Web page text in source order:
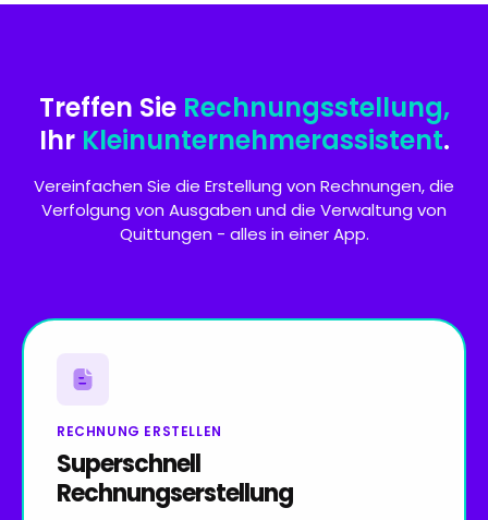
Treffen Sie Rechnungsstellung,
Ihr Kleinunternehmerassistent.
Vereinfachen Sie die Erstellung von Rechnungen, die
Verfolgung von Ausgaben und die Verwaltung von
Quittungen - alles in einer App.
RECHNUNG ERSTELLEN
Superschnell
Rechnungserstellung